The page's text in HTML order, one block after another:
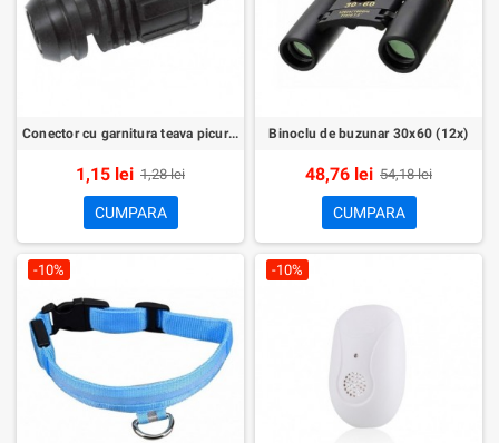
Conector cu garnitura teava picurare 16mmxPiulita
1,15 lei 1,28 lei
CUMPARA
Binoclu de buzunar 30x60 (12x)
48,76 lei 54,18 lei
CUMPARA
-10% -10%